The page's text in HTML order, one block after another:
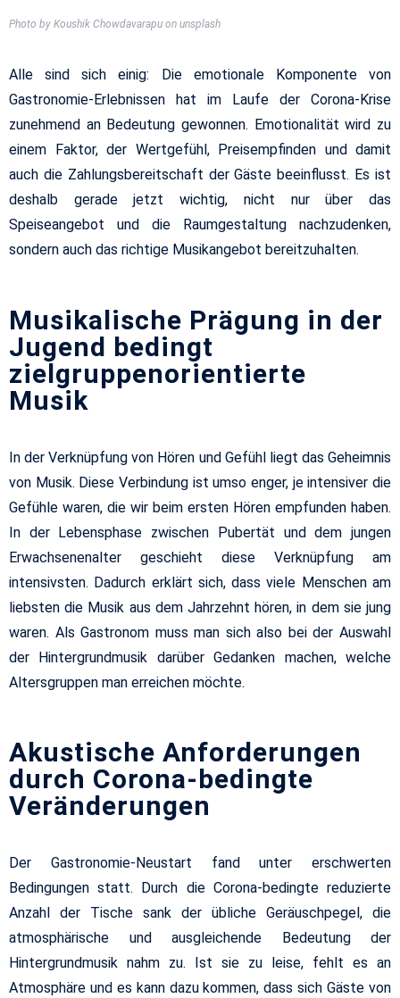
Photo by Koushik Chowdavarapu on unsplash
Alle sind sich einig: Die emotionale Komponente von
Gastronomie-Erlebnissen hat im Laufe der Corona-Krise
zunehmend an Bedeutung gewonnen. Emotionalität wird zu
einem Faktor, der Wertgefühl, Preisempfinden und damit
auch die Zahlungsbereitschaft der Gäste beeinflusst. Es ist
deshalb gerade jetzt wichtig, nicht nur über das
Speiseangebot und die Raumgestaltung nachzudenken,
sondern auch das richtige Musikangebot bereitzuhalten.
Musikalische Prägung in der
Jugend bedingt
zielgruppenorientierte
Musik
In der Verknüpfung von Hören und Gefühl liegt das Geheimnis
von Musik. Diese Verbindung ist umso enger, je intensiver die
Gefühle waren, die wir beim ersten Hören empfunden haben.
In der Lebensphase zwischen Pubertät und dem jungen
Erwachsenenalter geschieht diese Verknüpfung am
intensivsten. Dadurch erklärt sich, dass viele Menschen am
liebsten die Musik aus dem Jahrzehnt hören, in dem sie jung
waren. Als Gastronom muss man sich also bei der Auswahl
der Hintergrundmusik darüber Gedanken machen, welche
Altersgruppen man erreichen möchte.
Akustische Anforderungen
durch Corona-bedingte
Veränderungen
Der Gastronomie-Neustart fand unter erschwerten
Bedingungen statt. Durch die Corona-bedingte reduzierte
Anzahl der Tische sank der übliche Geräuschpegel, die
atmosphärische und ausgleichende Bedeutung der
Hintergrundmusik nahm zu. Ist sie zu leise, fehlt es an
Atmosphäre und es kann dazu kommen, dass sich Gäste von